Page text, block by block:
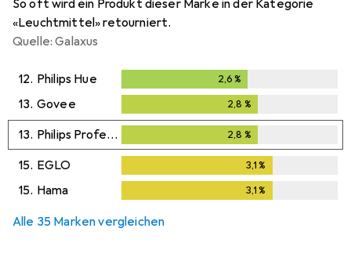
So oft wird ein Produkt dieser Marke in der Kategorie
«Leuchtmittel» retourniert.
Quelle: Galaxus
12. Philips Hue 2,6 %
13. Govee 2,8 %
13. Philips Professional 2,8 %
15. EGLO 3,1%
15. Hama 3,1%
Alle 35 Marken vergleichen